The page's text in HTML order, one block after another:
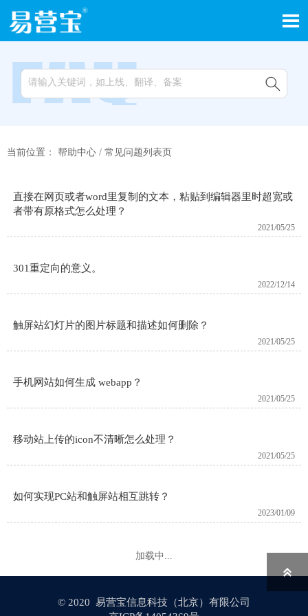


当前位置： 帮助中心 / 常见问题列表页
直接在网页或者word里复制的文本，粘贴到编辑器里时超宽或
者带有原格式怎么处理？
2021/05/25
301重定向的意义。
2022/12/14
触屏站幻灯片的图片标题和描述​如何删除？
2021/05/25
手机网站如何生成 webapp？
2021/05/25
移动站上传的icon不清晰怎么处理？
2021/05/25
如何实现PC站和触屏站相互跳转？
2023/01/09
加载中...
© 2020 易营宝信息科技（北京）有限公司
